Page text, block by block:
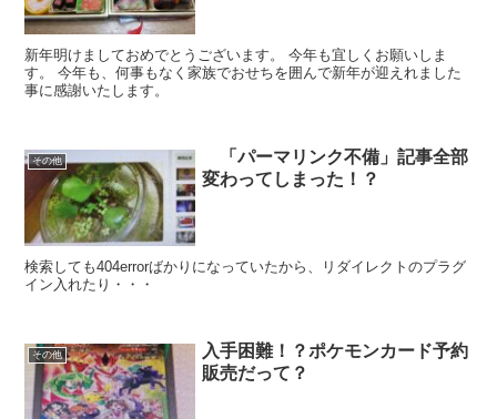
新年明けましておめでとうございます。 今年も宜しくお願いしま
す。 今年も、何事もなく家族でおせちを囲んで新年が迎えれました
事に感謝いたします。
その他
「パーマリンク不備」記事全部
変わってしまった！？
検索しても404errorばかりになっていたから、リダイレクトのプラグ
イン入れたり・・・
その他
入手困難！？ポケモンカード予約
販売だって？